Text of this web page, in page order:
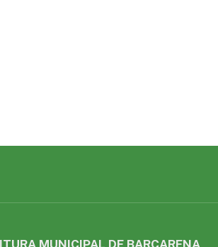
MUNICIPAL DE BARCARENA